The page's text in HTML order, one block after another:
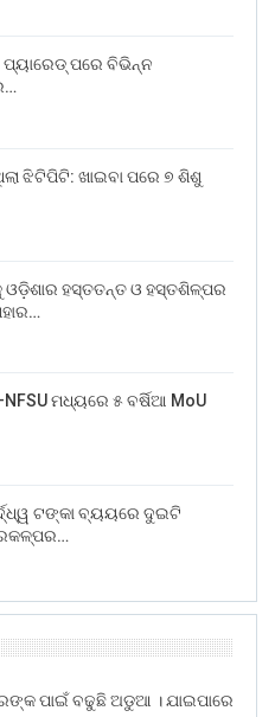
ପ୍ୟାରେଡ୍ ପରେ ବିଭିନ୍ନ
ଝିଟିପିଟି: ଖାଇବା ପରେ ୭ ଶିଶୁ
ହସ୍ତତନ୍ତ ଓ ହସ୍ତଶିଳ୍ପର
ମଧ୍ୟରେ ୫ ବର୍ଷିଆ MoU
ଟଙ୍କା ବ୍ୟୟରେ ଦୁଇଟି
ପାଇଁ ବଢୁଛି ଅଡୁଆ । ଯାଇପାରେ